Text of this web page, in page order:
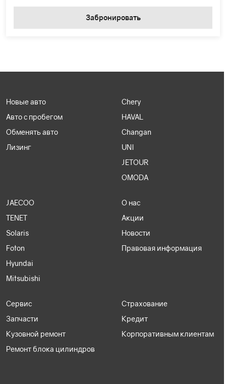
Забронировать
Новые авто
Авто с пробегом
Обменять авто
Лизинг
Chery
HAVAL
Changan
UNI
JETOUR
OMODA
JAECOO
TENET
Solaris
Foton
Hyundai
Mitsubishi
О нас
Акции
Новости
Правовая информация
Сервис
Запчасти
Кузовной ремонт
Ремонт блока цилиндров
Страхование
Кредит
Корпоративным клиентам